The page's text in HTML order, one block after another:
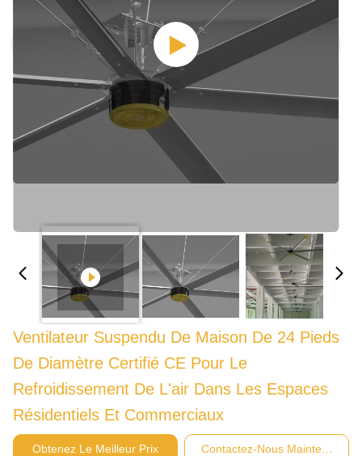
Ventilateur Suspendu De Maison De 24 Pieds
De Diamètre Certifié CE Pour Le
Refroidissement De L'air Dans Les Espaces
Résidentiels Et Commerciaux
Obtenez Le Meilleur Prix Contactez-Nous Maintenant